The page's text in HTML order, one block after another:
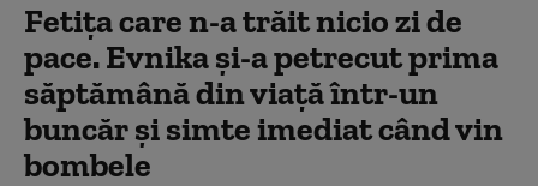
Fetița care n-a trăit nicio zi de
pace. Evnika și-a petrecut prima
săptămână din viață într-un
buncăr și simte imediat când vin
bombele